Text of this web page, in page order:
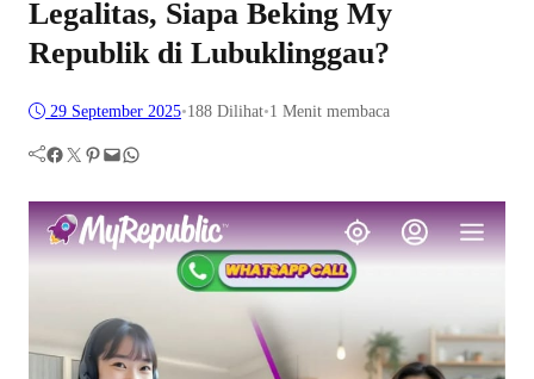
Legalitas, Siapa Beking My
Republik di Lubuklinggau?
29 September 2025•188 Dilihat•1 Menit membaca
Facebook Twitter Pinterest Mail WhatsApp